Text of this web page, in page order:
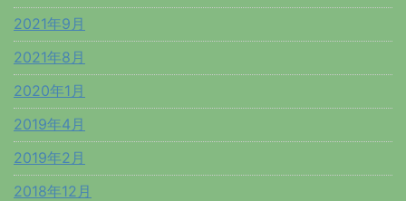
2021年9月
2021年8月
2020年1月
2019年4月
2019年2月
2018年12月